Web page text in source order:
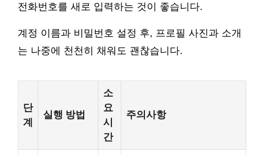
전화번호를 새로 입력하는 것이 좋습니다.
계정 이름과 비밀번호 설정 후, 프로필 사진과 소개
는 나중에 천천히 채워도 괜찮습니다.
단
계
실행 방법
소
요
시
간
주의사항